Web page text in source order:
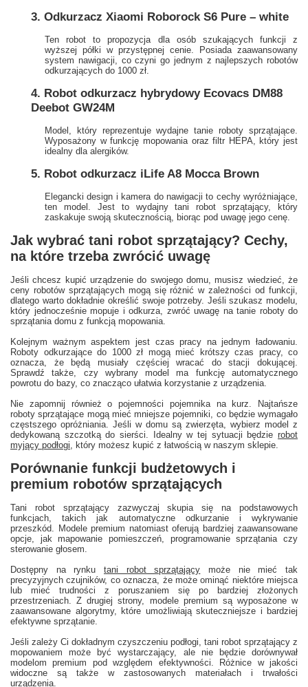
3. Odkurzacz Xiaomi Roborock S6 Pure – white
Ten robot to propozycja dla osób szukających funkcji z
wyższej półki w przystępnej cenie. Posiada zaawansowany
system nawigacji, co czyni go jednym z najlepszych robotów
odkurzających do 1000 zł.
4. Robot odkurzacz hybrydowy Ecovacs DM88
Deebot GW24M
Model, który reprezentuje wydajne tanie roboty sprzątające.
Wyposażony w funkcję mopowania oraz filtr HEPA, który jest
idealny dla alergików.
5. Robot odkurzacz iLife A8 Mocca Brown
Elegancki design i kamera do nawigacji to cechy wyróżniające,
ten model. Jest to wydajny tani robot sprzątający, który
zaskakuje swoją skutecznością, biorąc pod uwagę jego cenę.
Jak wybrać tani robot sprzątający? Cechy,
na które trzeba zwrócić uwagę
Jeśli chcesz kupić urządzenie do swojego domu, musisz wiedzieć, że
ceny robotów sprzątających mogą się różnić w zależności od funkcji,
dlatego warto dokładnie określić swoje potrzeby. Jeśli szukasz modelu,
który jednocześnie mopuje i odkurza, zwróć uwagę na tanie roboty do
sprzątania domu z funkcją mopowania.
Kolejnym ważnym aspektem jest czas pracy na jednym ładowaniu.
Roboty odkurzające do 1000 zł mogą mieć krótszy czas pracy, co
oznacza, że będą musiały częściej wracać do stacji dokującej.
Sprawdź także, czy wybrany model ma funkcję automatycznego
powrotu do bazy, co znacząco ułatwia korzystanie z urządzenia.
Nie zapomnij również o pojemności pojemnika na kurz. Najtańsze
roboty sprzątające mogą mieć mniejsze pojemniki, co będzie wymagało
częstszego opróżniania. Jeśli w domu są zwierzęta, wybierz model z
dedykowaną szczotką do sierści. Idealny w tej sytuacji będzie robot
myjący podłogi, który możesz kupić z łatwością w naszym sklepie.
Porównanie funkcji budżetowych i
premium robotów sprzątających
Tani robot sprzątający zazwyczaj skupia się na podstawowych
funkcjach, takich jak automatyczne odkurzanie i wykrywanie
przeszkód. Modele premium natomiast oferują bardziej zaawansowane
opcje, jak mapowanie pomieszczeń, programowanie sprzątania czy
sterowanie głosem.
Dostępny na rynku tani robot sprzątający może nie mieć tak
precyzyjnych czujników, co oznacza, że może ominąć niektóre miejsca
lub mieć trudności z poruszaniem się po bardziej złożonych
przestrzeniach. Z drugiej strony, modele premium są wyposażone w
zaawansowane algorytmy, które umożliwiają skuteczniejsze i bardziej
efektywne sprzątanie.
Jeśli zależy Ci dokładnym czyszczeniu podłogi, tani robot sprzątający z
mopowaniem może być wystarczający, ale nie będzie dorównywał
modelom premium pod względem efektywności. Różnice w jakości
widoczne są także w zastosowanych materiałach i trwałości
urządzenia.